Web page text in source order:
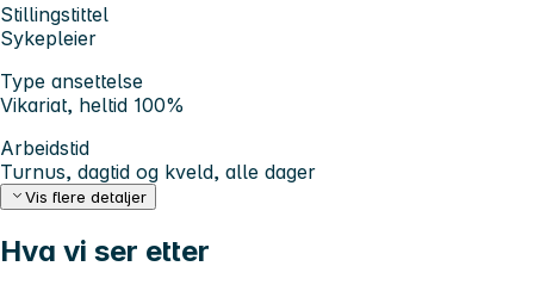
Stillingstittel
Sykepleier
Type ansettelse
Vikariat, heltid 100%
Arbeidstid
Turnus, dagtid og kveld, alle dager
Vis flere detaljer
Hva vi ser etter